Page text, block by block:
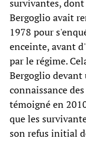
survivantes,
Bergoglio avait
1978 pour
enceinte, avant
par le régime.
Bergoglio
connaissance
témoigné en
que les
son refus initial